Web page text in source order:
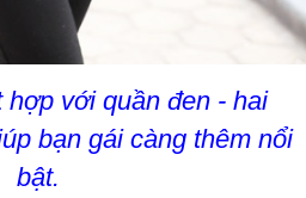
hợp với quần đen - hai
bạn gái càng thêm nổi
bật.